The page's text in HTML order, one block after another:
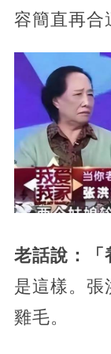
容簡直再合
老話說：「
是這樣。張
雞毛。